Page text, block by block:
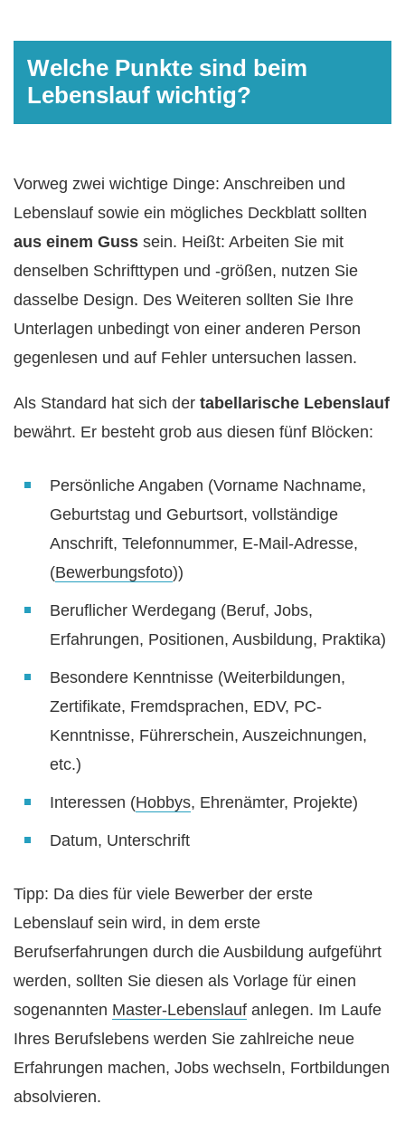
Welche Punkte sind beim
Lebenslauf wichtig?
Vorweg zwei wichtige Dinge: Anschreiben und
Lebenslauf sowie ein mögliches Deckblatt sollten
aus einem Guss sein. Heißt: Arbeiten Sie mit
denselben Schrifttypen und -größen, nutzen Sie
dasselbe Design. Des Weiteren sollten Sie Ihre
Unterlagen unbedingt von einer anderen Person
gegenlesen und auf Fehler untersuchen lassen.
Als Standard hat sich der tabellarische Lebenslauf
bewährt. Er besteht grob aus diesen fünf Blöcken:
Persönliche Angaben (Vorname Nachname,
Geburtstag und Geburtsort, vollständige
Anschrift, Telefonnummer, E-Mail-Adresse,
(Bewerbungsfoto))
Beruflicher Werdegang (Beruf, Jobs,
Erfahrungen, Positionen, Ausbildung, Praktika)
Besondere Kenntnisse (Weiterbildungen,
Zertifikate, Fremdsprachen, EDV, PC-
Kenntnisse, Führerschein, Auszeichnungen,
etc.)
Interessen (Hobbys, Ehrenämter, Projekte)
Datum, Unterschrift
Tipp: Da dies für viele Bewerber der erste
Lebenslauf sein wird, in dem erste
Berufserfahrungen durch die Ausbildung aufgeführt
werden, sollten Sie diesen als Vorlage für einen
sogenannten Master-Lebenslauf anlegen. Im Laufe
Ihres Berufslebens werden Sie zahlreiche neue
Erfahrungen machen, Jobs wechseln, Fortbildungen
absolvieren.